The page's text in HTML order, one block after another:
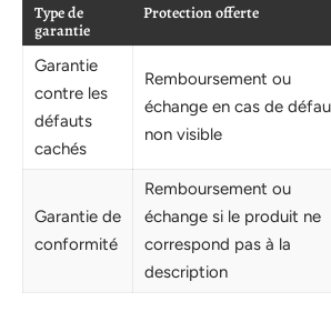
Type de
garantie
Protection offerte
Garantie
contre les
défauts
cachés
Remboursement ou
échange en cas de
non visible
Garantie de
conformité
Remboursement ou
échange si le produit ne
correspond pas à la
description